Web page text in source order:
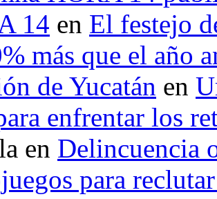
14 en El festejo
más que el año
de Yucatán en
enfrentar los
en Delincuencia
para